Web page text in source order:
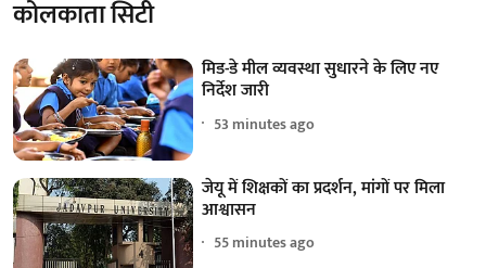
कोलकाता सिटी
मिड-डे मील व्यवस्था सुधारने के लिए नए
निर्देश जारी
53 minutes ago
जेयू में शिक्षकों का प्रदर्शन, मांगों पर मिला
आश्वासन
55 minutes ago